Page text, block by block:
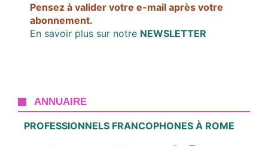
Pensez à valider votre e-mail après votre
abonnement.
En savoir plus sur notre NEWSLETTER
ANNUAIRE
PROFESSIONNELS FRANCOPHONES À ROME